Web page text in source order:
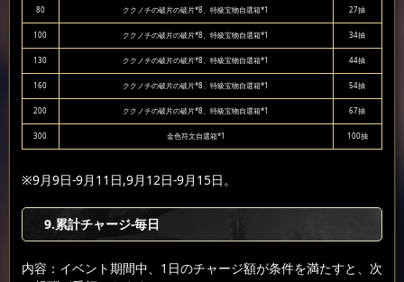
80 ククノチの破片の破片*8、特級宝物自選箱*1 27抽
100 ククノチの破片の破片*8、特級宝物自選箱*1 34抽
130 ククノチの破片の破片*8、特級宝物自選箱*1 44抽
160 ククノチの破片の破片*8、特級宝物自選箱*1 54抽
200 ククノチの破片の破片*8、特級宝物自選箱*1 67抽
300 金色符文自選箱*1 100抽
※9月9日-9月11日,9月12日-9月15日。
9.累計チャージ-毎日
内容：イベント期間中、1日のチャージ額が条件を満たすと、次